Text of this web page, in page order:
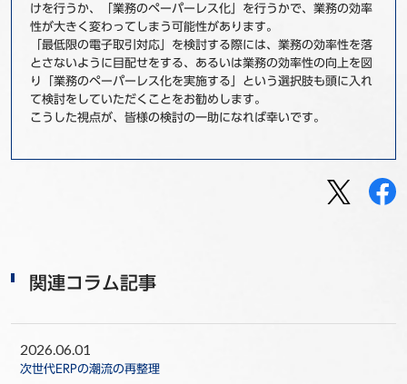
けを行うか、「業務のペーパーレス化」を行うかで、業務の効率
性が大きく変わってしまう可能性があります。
「最低限の電子取引対応」を検討する際には、業務の効率性を落
とさないように目配せをする、あるいは業務の効率性の向上を図
り「業務のペーパーレス化を実施する」という選択肢も頭に入れ
て検討をしていただくことをお勧めします。
こうした視点が、皆様の検討の一助になれば幸いです。
関連コラム記事
2026.06.01
次世代ERPの潮流の再整理